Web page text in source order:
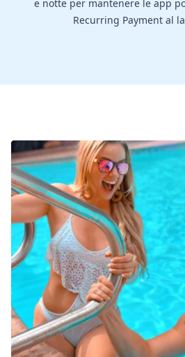
e notte per mantenere le app
Recurring Payment al